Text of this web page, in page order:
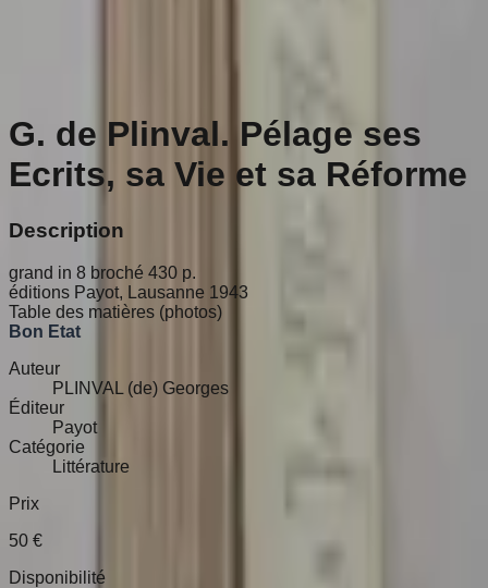
G. de Plinval. Pélage ses
Ecrits, sa Vie et sa Réforme
Description
grand in 8 broché 430 p.
éditions Payot, Lausanne 1943
Table des matières (photos)
Bon Etat
Auteur
PLINVAL (de) Georges
Éditeur
Payot
Catégorie
Littérature
Prix
50 €
Disponibilité